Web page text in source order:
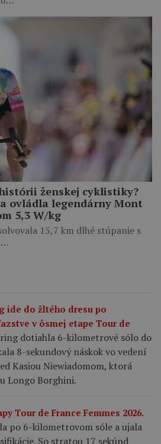
ženskej cyklistiky?
ovládla legendárny Mont
5,3 W/kg
15,7 km dlhé stúpanie s
ide do žltého dresu po
v ôsmej etape Tour de
dotiahla 6-kilometrové sólo do
8-sekundový náskok vo vedení
Kasiou Niewiadomom, ktorá
Longo Borghini.
Tour de France Femmes 2026.
po 6-kilometrovom sóle a ujala
So stratou 17 sekúnd